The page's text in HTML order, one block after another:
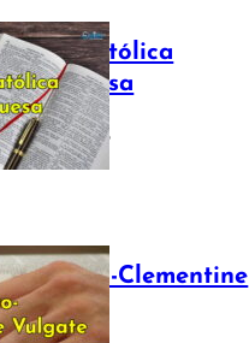
Bíblia Católica
Portuguesa
July 16, 2025
The Sixto-Clementine
Vulgate